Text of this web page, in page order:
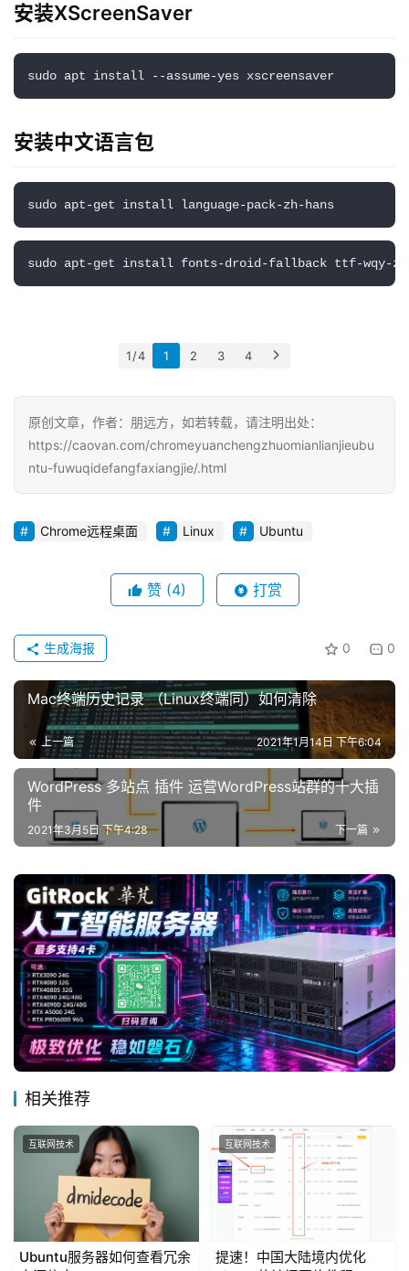
安装XScreenSaver
sudo apt install --assume-yes xscreensaver
安装中文语言包
sudo apt-get install language-pack-zh-hans
sudo apt-get install fonts-droid-fallback ttf-wqy-
1 / 4 1 2 3 4
原创文章，作者：朋远方，如若转载，请注明出处：
https://caovan.com/chromeyuanchengzhuomianlianjieubu
ntu-fuwuqidefangfaxiangjie/.html
Chrome远程桌面 Linux Ubuntu
赞 (4) 打赏
0 0
生成海报
Mac终端历史记录 （Linux终端同）如何清除
上一篇 2021年1月14日 下午6:04
WordPress 多站点 插件 运营WordPress站群的十大插
件
下一篇
2021年3月5日 下午4:28
相关推荐
互联网技术
Ubuntu服务器如何查看冗余
互联网技术
提速！中国大陆境内优化